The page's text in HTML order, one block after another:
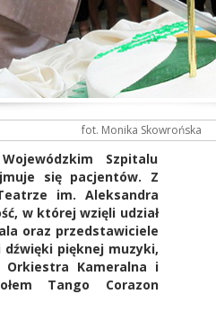
fot. Monika Skowrońska
Szpitalu
się pacjentów. Z
im. Aleksandra
w której wzięli udział
oraz przedstawiciele
dźwięki pięknej muzyki,
Orkiestra Kameralna i
Tango Corazon